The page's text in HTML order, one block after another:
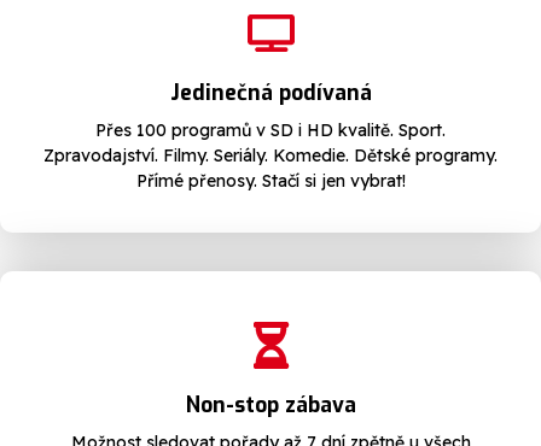
Jedinečná podívaná
Přes 100 programů v SD i HD kvalitě. Sport.
Zpravodajství. Filmy. Seriály. Komedie. Dětské programy.
Přímé přenosy. Stačí si jen vybrat!
Non-stop zábava